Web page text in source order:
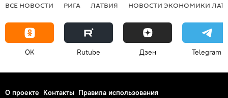
ВСЕ НОВОСТИ РИГА ЛАТВИЯ НОВОСТИ ЭКОНОМИКИ
OK Rutube Дзен Telegram
О проекте Контакты Правила использования